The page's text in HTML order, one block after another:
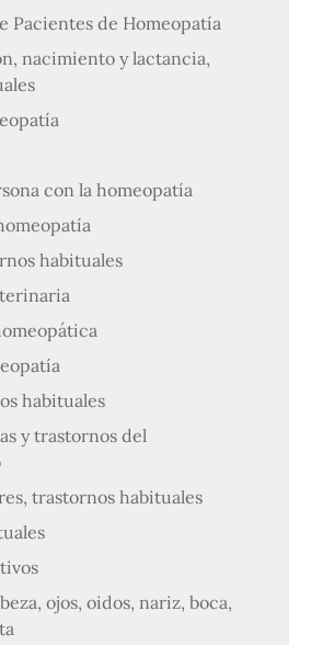
Pacientes de Homeopatía
nacimiento y lactancia,
con la homeopatía
habituales
habituales
y trastornos del
trastornos habituales
ojos, oidos, nariz, boca,